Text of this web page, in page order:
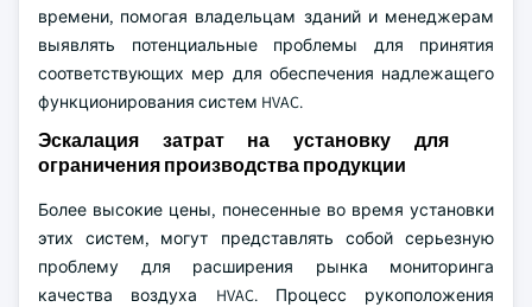
времени, помогая владельцам зданий и менеджерам
выявлять потенциальные проблемы для принятия
соответствующих мер для обеспечения надлежащего
функционирования систем HVAC.
Эскалация затрат на установку для
ограничения производства продукции
Более высокие цены, понесенные во время установки
этих систем, могут представлять собой серьезную
проблему для расширения рынка мониторинга
качества воздуха HVAC. Процесс рукоположения